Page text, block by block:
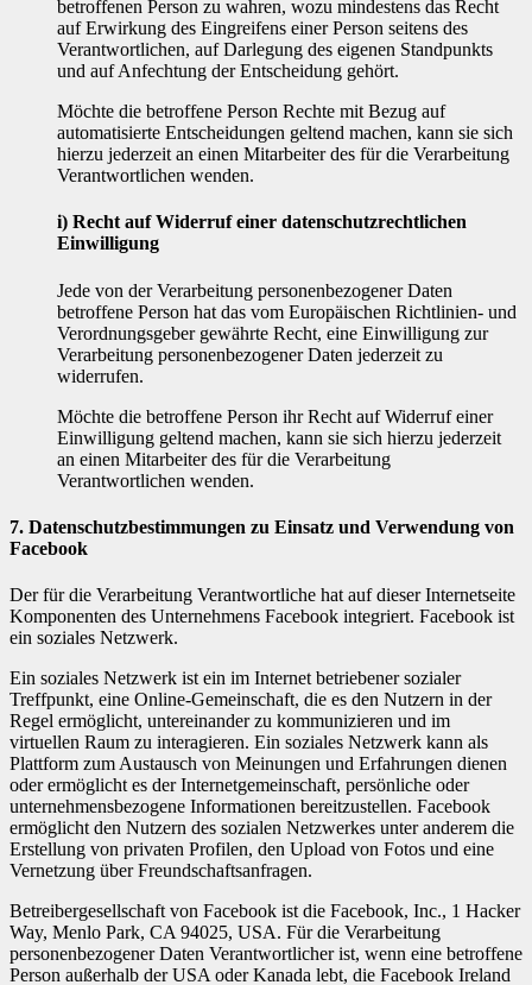
betroffenen Person zu wahren, wozu mindestens das Recht
auf Erwirkung des Eingreifens einer Person seitens des
Verantwortlichen, auf Darlegung des eigenen Standpunkts
und auf Anfechtung der Entscheidung gehört.
Möchte die betroffene Person Rechte mit Bezug auf
automatisierte Entscheidungen geltend machen, kann sie sich
hierzu jederzeit an einen Mitarbeiter des für die Verarbeitung
Verantwortlichen wenden.
i) Recht auf Widerruf einer datenschutzrechtlichen
Einwilligung
Jede von der Verarbeitung personenbezogener Daten
betroffene Person hat das vom Europäischen Richtlinien- und
Verordnungsgeber gewährte Recht, eine Einwilligung zur
Verarbeitung personenbezogener Daten jederzeit zu
widerrufen.
Möchte die betroffene Person ihr Recht auf Widerruf einer
Einwilligung geltend machen, kann sie sich hierzu jederzeit
an einen Mitarbeiter des für die Verarbeitung
Verantwortlichen wenden.
7. Datenschutzbestimmungen zu Einsatz und Verwendung von
Facebook
Der für die Verarbeitung Verantwortliche hat auf dieser Internetseite
Komponenten des Unternehmens Facebook integriert. Facebook ist
ein soziales Netzwerk.
Ein soziales Netzwerk ist ein im Internet betriebener sozialer
Treffpunkt, eine Online-Gemeinschaft, die es den Nutzern in der
Regel ermöglicht, untereinander zu kommunizieren und im
virtuellen Raum zu interagieren. Ein soziales Netzwerk kann als
Plattform zum Austausch von Meinungen und Erfahrungen dienen
oder ermöglicht es der Internetgemeinschaft, persönliche oder
unternehmensbezogene Informationen bereitzustellen. Facebook
ermöglicht den Nutzern des sozialen Netzwerkes unter anderem die
Erstellung von privaten Profilen, den Upload von Fotos und eine
Vernetzung über Freundschaftsanfragen.
Betreibergesellschaft von Facebook ist die Facebook, Inc., 1 Hacker
Way, Menlo Park, CA 94025, USA. Für die Verarbeitung
personenbezogener Daten Verantwortlicher ist, wenn eine betroffene
Person außerhalb der USA oder Kanada lebt, die Facebook Ireland